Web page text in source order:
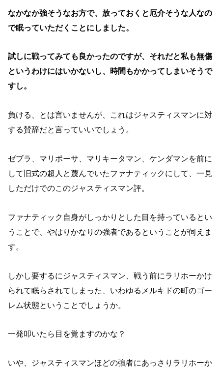
なかなか強そうなお方で、放っておくと厄介そうな人なの
で眠っていただくことにしました。
試しに戦ってみても良かったのですが、それだと私も無傷
というわけにはいかないし、時間もかかってしまいそうで
すし。
負ける、とは言いませんが、これはジャスティスマンに対
する賛辞だと言っていいでしょう。
ゼブラ、マリポーサ、マリキータマン、ケンダマンを前に
して旧式の超人と蔑んでいたファナティックにして、一見
しただけでのこのジャスティスマン評。
ファナティック自身がしっかりとした目を持っているとい
うことで、やはりかなりの強者であるということが伺えま
す。
しかし要するにジャスティスマン、戦う前にラリホーかけ
られて眠らされてしまった、いわゆるメルキドの町のゴー
レム状態ということでしょうか。
一発叩いたら目を覚ますのかな？
いや、ジャスティスマンほどの強者にあっさりラリホーか